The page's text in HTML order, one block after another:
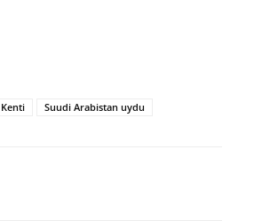
Suudi Arabistan uydu